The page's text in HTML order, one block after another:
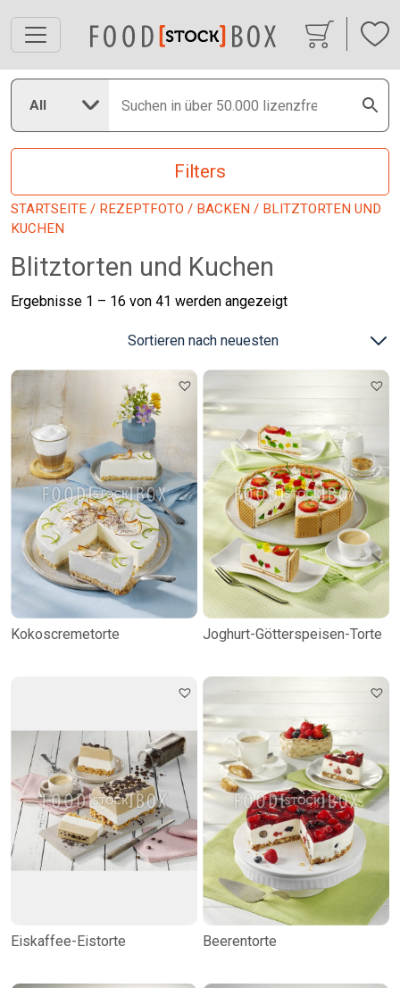
All
Filters
STARTSEITE / REZEPTFOTO / BACKEN / BLITZTORTEN UND
KUCHEN
Blitztorten und Kuchen
Ergebnisse 1 – 16 von 41 werden angezeigtNach
Kokoscremetorte Joghurt-Götterspeisen-Torte
Eiskaffee-Eistorte Beerentorte